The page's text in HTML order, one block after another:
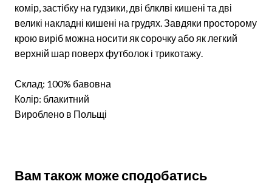
комір, застібку на гудзики, дві блклві кишені та дві
великі накладні кишені на грудях. Завдяки просторому
крою виріб можна носити як сорочку або як легкий
верхній шар поверх футболок і трикотажу.
Склад: 100% бавовна
Колір: блакитний
Вироблено в Польщі
Вам також може сподобатись